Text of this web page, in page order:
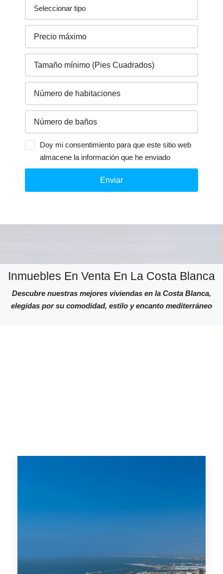
Doy mi consentimiento para que este sitio web
almacene la información que he enviado
Enviar
Inmuebles En Venta En La Costa Blanca
Descubre nuestras mejores viviendas en la Costa Blanca,
elegidas por su comodidad, estilo y encanto mediterráneo